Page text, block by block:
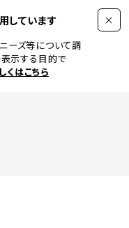
しています
ーズ等について調
示する目的で
くはこちら